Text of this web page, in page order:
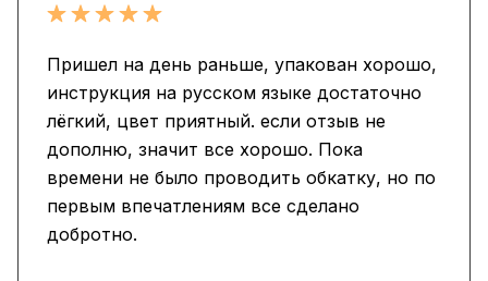
Пришел на день раньше, упакован хорошо,
инструкция на русском языке достаточно
лёгкий, цвет приятный. если отзыв не
дополню, значит все хорошо. Пока
времени не было проводить обкатку, но по
первым впечатлениям все сделано
добротно.